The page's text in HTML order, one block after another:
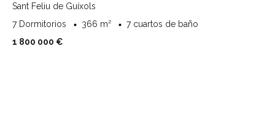
Sant Feliu de Guíxols
7 Dormitorios
366 m²
7 cuartos de baño
1 800 000 €